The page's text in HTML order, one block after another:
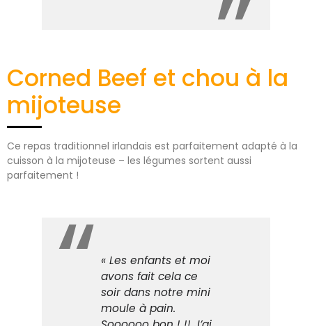
Corned Beef et chou à la
mijoteuse
Ce repas traditionnel irlandais est parfaitement adapté à la
cuisson à la mijoteuse – les légumes sortent aussi
parfaitement !
« Les enfants et moi
avons fait cela ce
soir dans notre mini
moule à pain.